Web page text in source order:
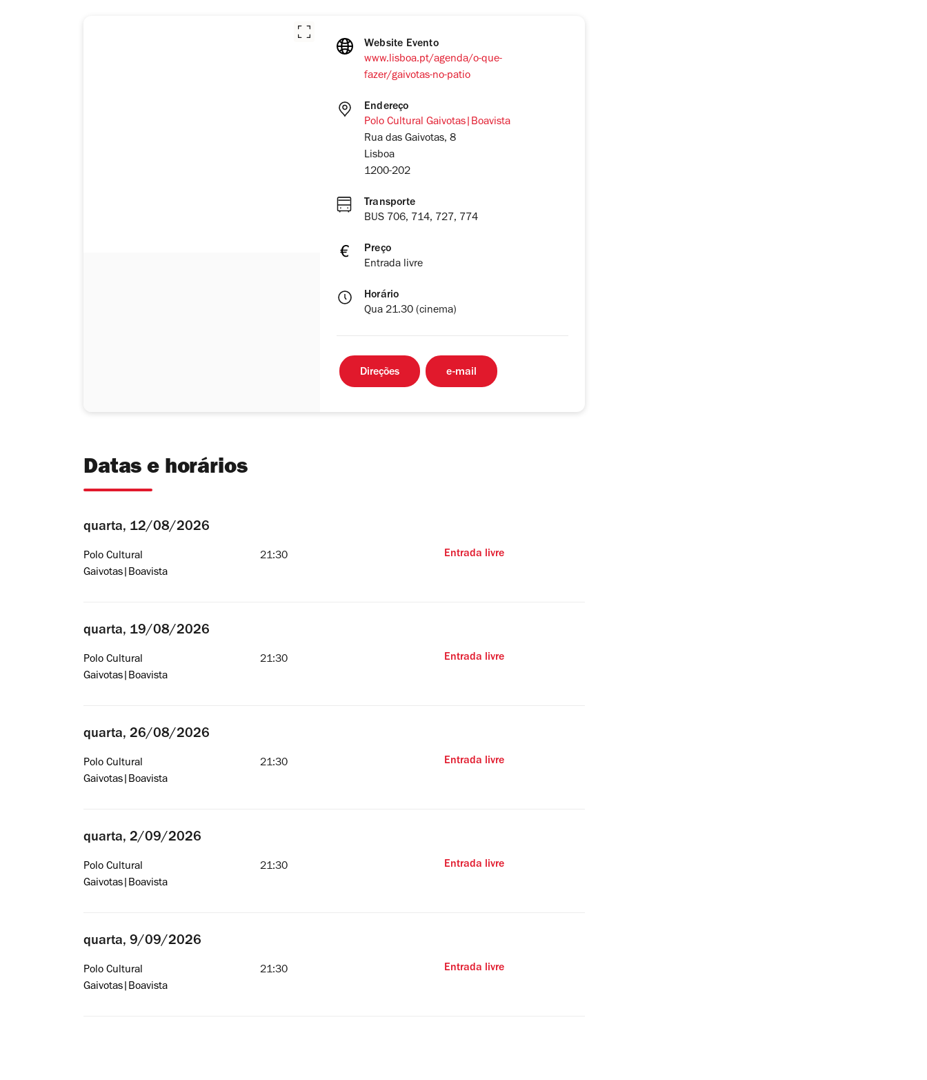
Website Evento
www.lisboa.pt/agenda/o-que-
fazer/gaivotas-no-patio
Endereço
Polo Cultural Gaivotas|Boavista
Rua das Gaivotas, 8
Lisboa
1200-202
Transporte
BUS 706, 714, 727, 774
Preço
Entrada livre
Horário
Qua 21.30 (cinema)
Direções e-mail
Datas e horários
quarta, 12/08/2026
Polo Cultural
Gaivotas|Boavista
21:30 Entrada livre
quarta, 19/08/2026
Polo Cultural
Gaivotas|Boavista
21:30 Entrada livre
quarta, 26/08/2026
Polo Cultural
Gaivotas|Boavista
21:30 Entrada livre
quarta, 2/09/2026
Polo Cultural
Gaivotas|Boavista
21:30 Entrada livre
quarta, 9/09/2026
Polo Cultural
Gaivotas|Boavista
21:30 Entrada livre